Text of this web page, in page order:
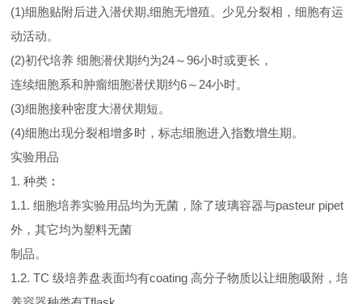
(1)细胞贴附后进入潜伏期,细胞无增殖。少见分裂相，细胞有运
动活动。
(2)初代培养 细胞潜伏期约为24～96小时或更长，
连续细胞系和肿瘤细胞潜伏期约6～24小时。
(3)细胞接种密度大潜伏期短。
(4)细胞出现分裂相增多时，标志细胞进入指数增生期。
实验用品
1. 种类︰
1.1. 细胞培养实验用品均为无菌，除了玻璃容器与pasteur pipet
外，其它均为塑料无菌
制品。
1.2. TC 级培养盘表面均有coating 高分子物质以让细胞吸附，培